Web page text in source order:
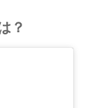
？